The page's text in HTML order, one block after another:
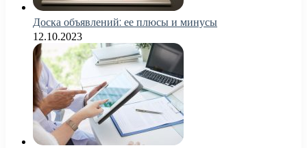
Доска объявлений: ее плюсы и минусы
12.10.2023